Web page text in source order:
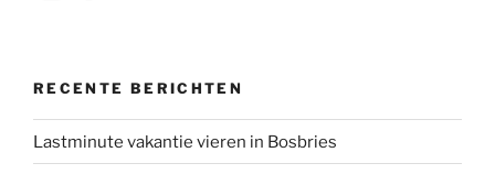
RECENTE BERICHTEN
Lastminute vakantie vieren in Bosbries